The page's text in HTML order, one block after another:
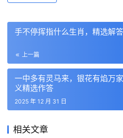
手不停挥指什么生肖，精选解
上一篇
一中多有灵马来，银花有焰万
义精选作答
2025 年 12 月 31 日
相关文章